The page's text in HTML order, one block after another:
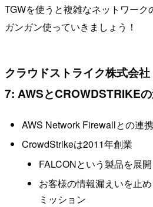
TGWを使うと複雑なネットワーク
ガンガン使っていきましょう！
クラウドストライク株式会
7: AWSとCROWDSTRIKE
AWS Network Firewallとの連
CrowdStrikeは2011年創業
FALCONという製品を展
お客様の情報漏えいを止
ミッション